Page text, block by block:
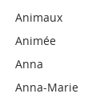
Animaux
Animée
Anna
Anna-Marie